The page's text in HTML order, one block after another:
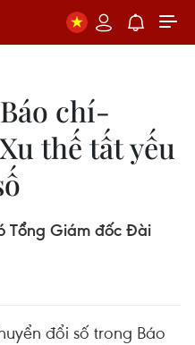
chí-
thế tất yếu
Tổng Giám đốc Đài
đổi số trong Báo